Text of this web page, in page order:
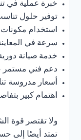
خبرة عملية في
توفير حلول
استخدام مكونات
سرعة في
خدمة صيانة
دعم فني مستمر
أسعار مدروسة
اهتمام كبير
ولا تقتصر قوة
تمتد أيضًا إلى